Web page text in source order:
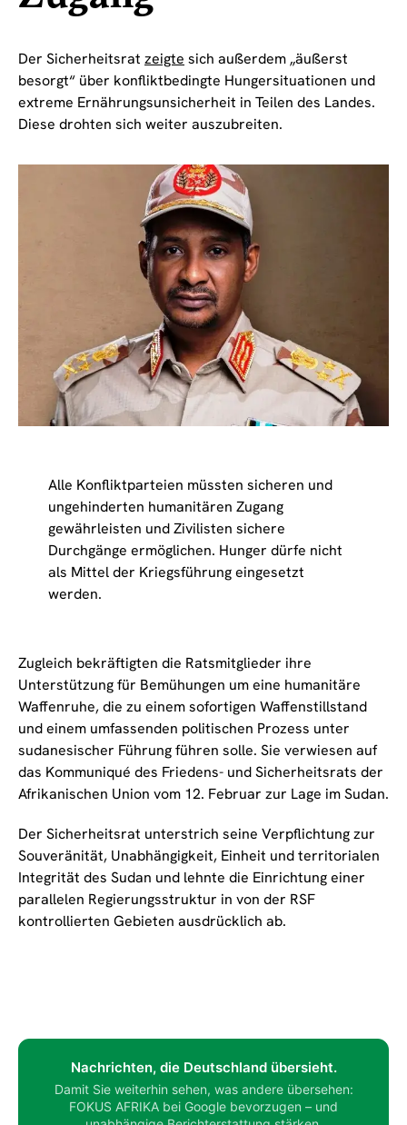
Der Sicherheitsrat zeigte sich außerdem „äußerst
besorgt“ über konfliktbedingte Hungersituationen und
extreme Ernährungsunsicherheit in Teilen des Landes.
Diese drohten sich weiter auszubreiten.
Alle Konfliktparteien müssten sicheren und
ungehinderten humanitären Zugang
gewährleisten und Zivilisten sichere
Durchgänge ermöglichen. Hunger dürfe nicht
als Mittel der Kriegsführung eingesetzt
werden.
Zugleich bekräftigten die Ratsmitglieder ihre
Unterstützung für Bemühungen um eine humanitäre
Waffenruhe, die zu einem sofortigen Waffenstillstand
und einem umfassenden politischen Prozess unter
sudanesischer Führung führen solle. Sie verwiesen auf
das Kommuniqué des Friedens- und Sicherheitsrats der
Afrikanischen Union vom 12. Februar zur Lage im Sudan.
Der Sicherheitsrat unterstrich seine Verpflichtung zur
Souveränität, Unabhängigkeit, Einheit und territorialen
Integrität des Sudan und lehnte die Einrichtung einer
parallelen Regierungsstruktur in von der RSF
kontrollierten Gebieten ausdrücklich ab.
Nachrichten, die Deutschland übersieht.
Damit Sie weiterhin sehen, was andere übersehen:
FOKUS AFRIKA bei Google bevorzugen – und